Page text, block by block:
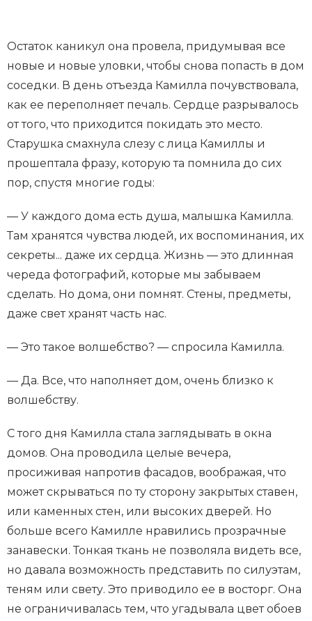
Остаток каникул она провела, придумывая все
новые и новые уловки, чтобы снова попасть в дом
соседки. В день отъезда Камилла почувствовала,
как ее переполняет печаль. Сердце разрывалось
от того, что приходится покидать это место.
Старушка смахнула слезу с лица Камиллы и
прошептала фразу, которую та помнила до сих
пор, спустя многие годы:
— У каждого дома есть душа, малышка Камилла.
Там хранятся чувства людей, их воспоминания, их
секреты... даже их сердца. Жизнь — это длинная
череда фотографий, которые мы забываем
сделать. Но дома, они помнят. Стены, предметы,
даже свет хранят часть нас.
— Это такое волшебство? — спросила Камилла.
— Да. Все, что наполняет дом, очень близко к
волшебству.
С того дня Камилла стала заглядывать в окна
домов. Она проводила целые вечера,
просиживая напротив фасадов, воображая, что
может скрываться по ту сторону закрытых ставен,
или каменных стен, или высоких дверей. Но
больше всего Камилле нравились прозрачные
занавески. Тонкая ткань не позволяла видеть все,
но давала возможность представить по силуэтам,
теням или свету. Это приводило ее в восторг. Она
не ограничивалась тем, что угадывала цвет обоев